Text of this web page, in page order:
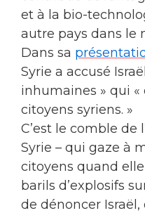
et à la bio-
autre pays dans le
Dans sa
Syrie a accusé
inhumaines » qui
citoyens syriens. »
C’est le comble de
Syrie – qui gaze à
citoyens quand
barils d’explosifs
de dénoncer